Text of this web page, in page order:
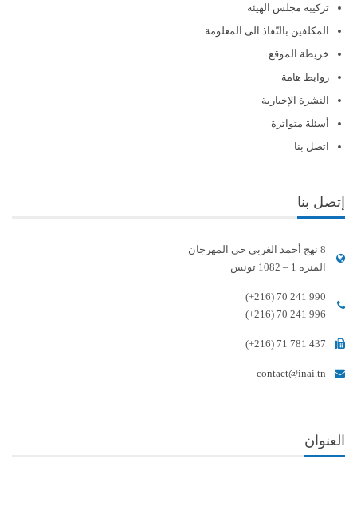
تركيبة مجلس الهيئة
المكلفين بالنّفاذ الى المعلومة
خريطة الموقع
روابط هامة
النشرة الإخبارية
أسئلة متواترة
اتصل بنا
إتصل بنا
8 نهج أحمد الغربي حي المهرجان
المنزه 1 – 1082 تونس
(+216) 70 241 990
(+216) 70 241 996
(+216) 71 781 437
contact@inai.tn
العنوان